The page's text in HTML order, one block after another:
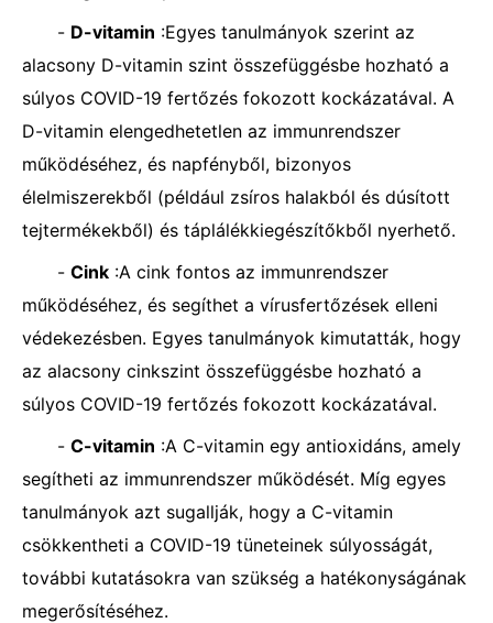
- D-vitamin :Egyes tanulmányok szerint az
alacsony D-vitamin szint összefüggésbe hozható a
súlyos COVID-19 fertőzés fokozott kockázatával. A
D-vitamin elengedhetetlen az immunrendszer
működéséhez, és napfényből, bizonyos
élelmiszerekből (például zsíros halakból és dúsított
tejtermékekből) és táplálékkiegészítőkből nyerhető.
- Cink :A cink fontos az immunrendszer
működéséhez, és segíthet a vírusfertőzések elleni
védekezésben. Egyes tanulmányok kimutatták, hogy
az alacsony cinkszint összefüggésbe hozható a
súlyos COVID-19 fertőzés fokozott kockázatával.
- C-vitamin :A C-vitamin egy antioxidáns, amely
segítheti az immunrendszer működését. Míg egyes
tanulmányok azt sugallják, hogy a C-vitamin
csökkentheti a COVID-19 tüneteinek súlyosságát,
további kutatásokra van szükség a hatékonyságának
megerősítéséhez.